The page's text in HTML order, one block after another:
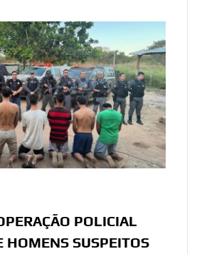
POLICIAL
HOMENS SUSPEITOS